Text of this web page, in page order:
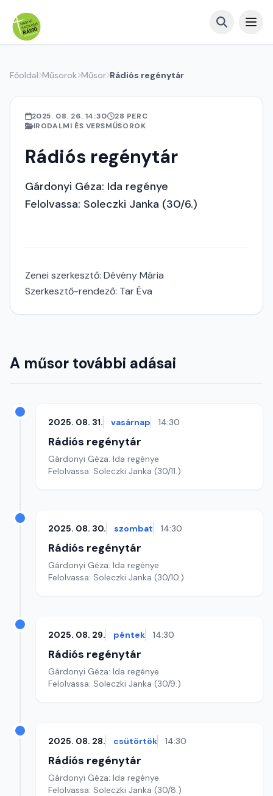
Főoldal Műsorok Műsor Rádiós regénytár
2025. 08. 26. 14:30
28 PERC
IRODALMI ÉS VERSMŰSOROK
Rádiós regénytár
Gárdonyi Géza: Ida regénye
Felolvassa: Soleczki Janka (30/6.)
Zenei szerkesztő: Dévény Mária
Szerkesztő-rendező: Tar Éva
A műsor további adásai
2025. 08. 31. vasárnap 14:30
Rádiós regénytár
Gárdonyi Géza: Ida regénye
Felolvassa: Soleczki Janka (30/11.)
2025. 08. 30. szombat 14:30
Rádiós regénytár
Gárdonyi Géza: Ida regénye
Felolvassa: Soleczki Janka (30/10.)
2025. 08. 29. péntek 14:30
Rádiós regénytár
Gárdonyi Géza: Ida regénye
Felolvassa: Soleczki Janka (30/9.)
2025. 08. 28. csütörtök 14:30
Rádiós regénytár
Gárdonyi Géza: Ida regénye
Felolvassa: Soleczki Janka (30/8.)